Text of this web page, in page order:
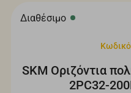
Διαθέσιμο
SKM Οριζόντια
2PC32-